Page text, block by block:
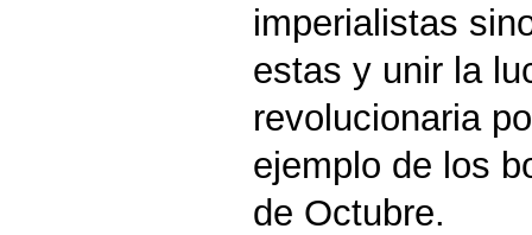
imperialistas
estas y unir la
revolucionaria
ejemplo de los
de Octubre.